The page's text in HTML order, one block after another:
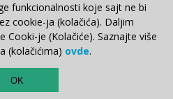
© 2000–2026.
funkcionalnosti koje sajt ne bi
cookie-ja (kolačića). Daljim
Cooki-je (Kolačiće). Saznajte više
(kolačićima) ovde.
OK